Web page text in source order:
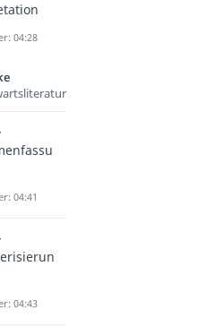
04:28
04:41
04:43